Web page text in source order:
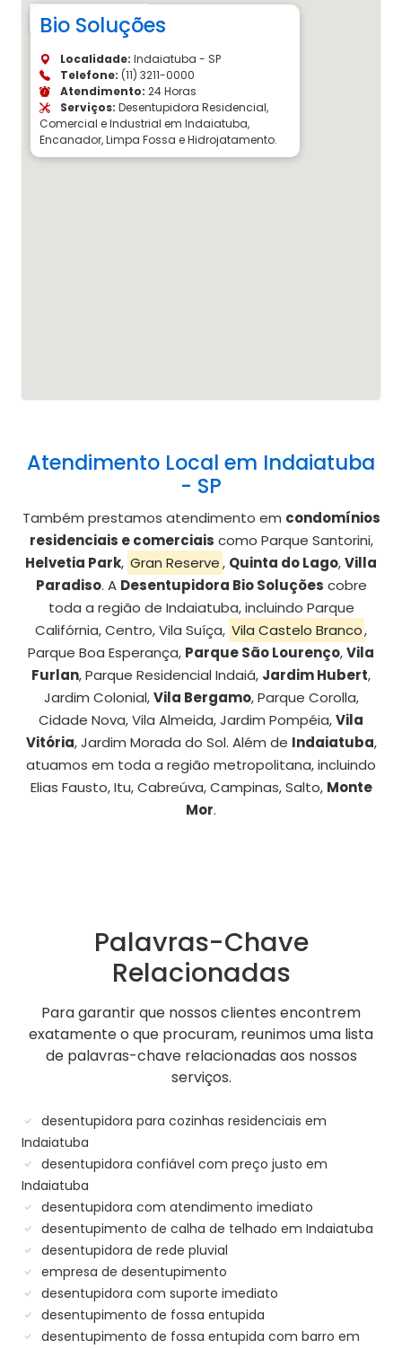
Bio Soluções
Localidade: Indaiatuba - SP
Telefone: (11) 3211-0000
Atendimento: 24 Horas
Serviços: Desentupidora Residencial,
Comercial e Industrial em Indaiatuba,
Encanador, Limpa Fossa e Hidrojatamento.
Atendimento Local em Indaiatuba
- SP
Também prestamos atendimento em condomínios
residenciais e comerciais como Parque Santorini,
Helvetia Park, Gran Reserve, Quinta do Lago,Villa
Paradiso. A Desentupidora Bio Soluções cobre
toda a região de Indaiatuba, incluindo Parque
Califórnia, Centro, Vila Suíça, Vila Castelo Branco,
Parque Boa Esperança, Parque São Lourenço,Vila
Furlan, Parque Residencial Indaiá, Jardim Hubert,
Jardim Colonial,Vila Bergamo, Parque Corolla,
Cidade Nova, Vila Almeida, Jardim Pompéia,Vila
Vitória, Jardim Morada do Sol. Além de Indaiatuba,
atuamos em toda a região metropolitana, incluindo
Elias Fausto, Itu, Cabreúva, Campinas, Salto, Monte
Mor.
Palavras-Chave
Relacionadas
Para garantir que nossos clientes encontrem
exatamente o que procuram, reunimos uma lista
de palavras-chave relacionadas aos nossos
serviços.
desentupidora para cozinhas residenciais em
Indaiatuba
desentupidora confiável com preço justo em
Indaiatuba
desentupidora com atendimento imediato
desentupimento de calha de telhado em Indaiatuba
desentupidora de rede pluvial
empresa de desentupimento
desentupidora com suporte imediato
desentupimento de fossa entupida
desentupimento de fossa entupida com barro em